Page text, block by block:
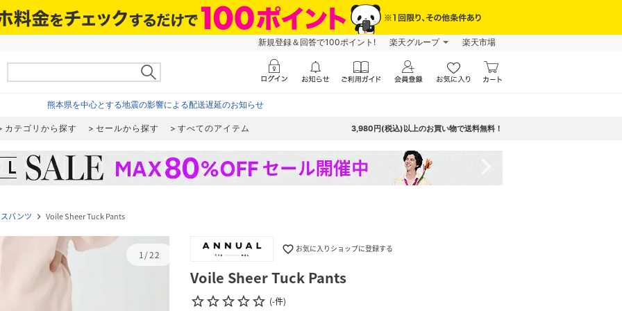
新規登録＆回答で100ポイント! 楽天グループ 楽天市場
熊本県を中心とする地震の影響による配送遅延のお知らせ
カテゴリから探す セールから探す すべてのアイテム 3,980円(税込)以上のお買い物で送料無料！
パンツ navigate_next Voile Sheer Tuck Pants
1/22 favorite_border お気に入りショップに登録する
Voile Sheer Tuck Pants
star_borderstar_borderstar_borderstar_borderstar_border (-件)